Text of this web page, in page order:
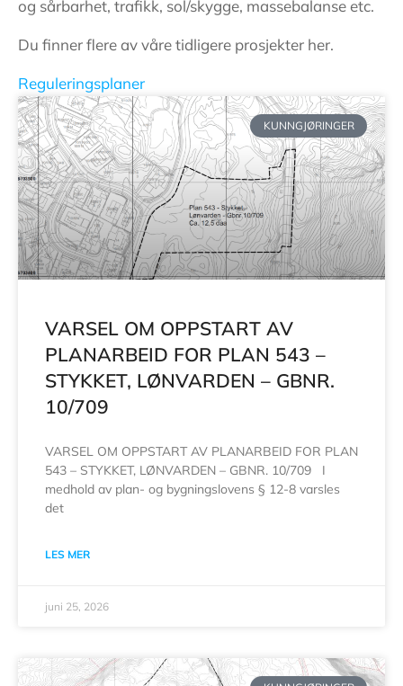
og sårbarhet, trafikk, sol/skygge, massebalanse etc.
Du finner flere av våre tidligere prosjekter her.
Reguleringsplaner
KUNNGJØRINGER
VARSEL OM OPPSTART AV
PLANARBEID FOR PLAN 543 –
STYKKET, LØNVARDEN – GBNR.
10/709
VARSEL OM OPPSTART AV PLANARBEID FOR PLAN
543 – STYKKET, LØNVARDEN – GBNR. 10/709 I
medhold av plan- og bygningslovens § 12-8 varsles
det
LES MER
juni 25, 2026